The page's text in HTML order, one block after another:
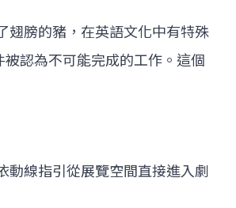
翅膀的豬，在英語文化中有特殊
認為不可能完成的工作。這個
動線指引從展覽空間直接進入劇